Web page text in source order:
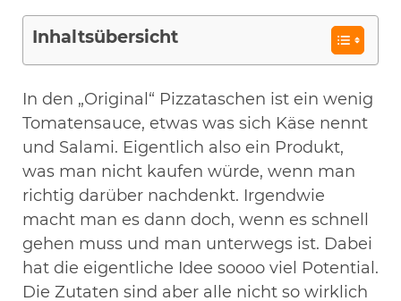
Inhaltsübersicht
In den „Original“ Pizzataschen ist ein wenig
Tomatensauce, etwas was sich Käse nennt
und Salami. Eigentlich also ein Produkt,
was man nicht kaufen würde, wenn man
richtig darüber nachdenkt. Irgendwie
macht man es dann doch, wenn es schnell
gehen muss und man unterwegs ist. Dabei
hat die eigentliche Idee soooo viel Potential.
Die Zutaten sind aber alle nicht so wirklich